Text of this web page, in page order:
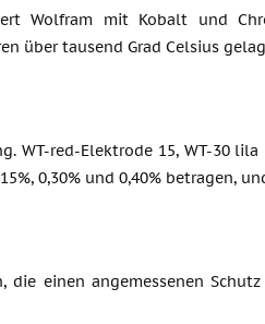
Wolfram mit Kobalt und
über tausend Grad Celsius
red-Elektrode 15, WT-30 lila
0,30% und 0,40% betragen,
einen angemessenen